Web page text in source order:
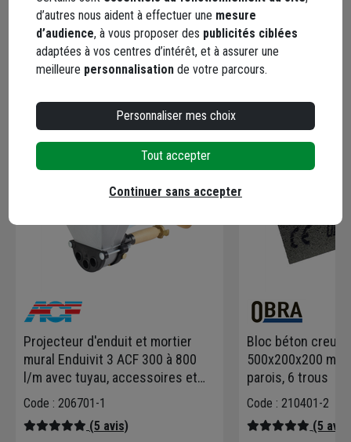
Documents
Projecteur d'enduit et mortier
mural Enduivit 3 ACF 300 à 800
l/m avec tuyau, accessoires et
coffret
Code : 206701-1
(5 avis)
Bloc béton creux
500x200x200 mm
parois, 6 trous
Code : 210401-2
(5
d’autres nous aident à effectuer une mesure
d’audience, à vous proposer des publicités ciblées
adaptées à vos centres d’intérêt, et à assurer une
meilleure personnalisation de votre parcours.
Personnaliser mes choix
Tout accepter
Continuer sans accepter